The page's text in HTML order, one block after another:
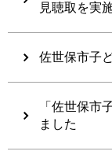
見聴取を実
佐世保市子
「佐世保市
ました